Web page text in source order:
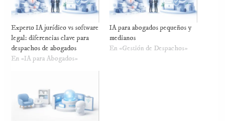
Experto IA jurídico vs software
legal: diferencias clave para
despachos de abogados
En «IA para Abogados»
IA para abogados pequeños y
medianos
En «Gestión de Despachos»